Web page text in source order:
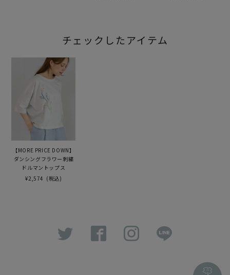
チェックしたアイテム
【MORE PRICE DOWN】
ダンシングフラワー刺繍
ドルマントップス
¥2,574 (税込)